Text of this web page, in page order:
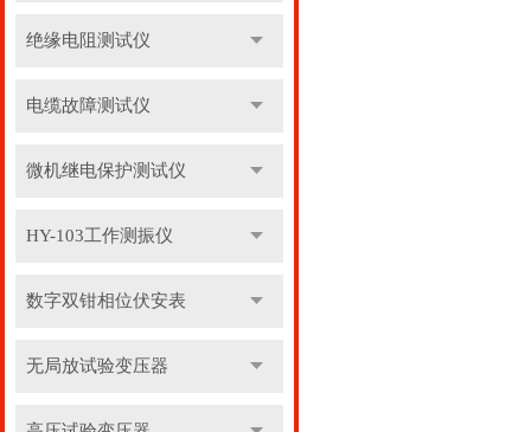
绝缘电阻测试仪
电缆故障测试仪
微机继电保护测试仪
HY-103工作测振仪
数字双钳相位伏安表
无局放试验变压器